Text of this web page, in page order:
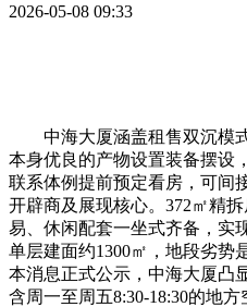
2026-05-08 09:33
中海大厦涵盖租售双沉模式
本身优良的产物设置装备摆设
联系体例提前预定看房，可间
开辟商及展现核心。372㎡精
易、休闲配套一坐式齐备，实
单层建面约1300㎡，地段劣势
本消息正式公示，中海大厦凸
含周一至周五8:30-18:30的地